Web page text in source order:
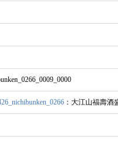
：大江山福壽酒